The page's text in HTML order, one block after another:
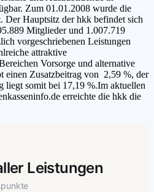
Zum 01.01.2008 wurde die
Der Hauptsitz der hkk befindet sich
Mitglieder und 1.007.719
vorgeschriebenen Leistungen
attraktive
Vorsorge und alternative
einen Zusatzbeitrag von 2,59 %, der
liegt somit bei 17,19 %.Im aktuellen
erreichte die hkk die
Leistungen